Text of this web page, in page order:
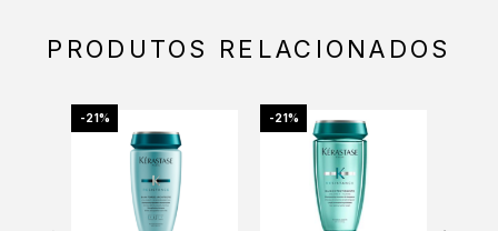
PRODUTOS RELACIONADOS
-21% -21%